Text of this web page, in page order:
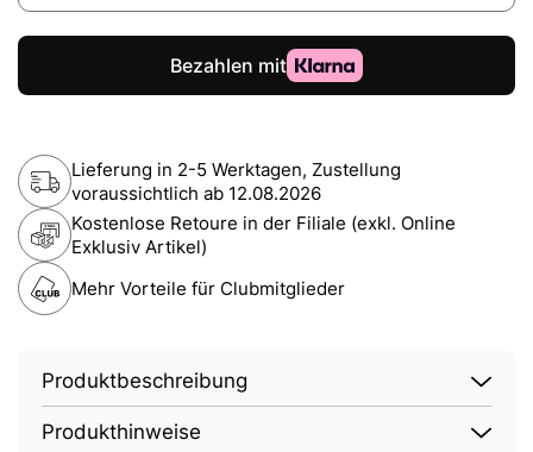
Lieferung in 2-5 Werktagen, Zustellung
voraussichtlich ab 12.08.2026
Kostenlose Retoure in der Filiale (exkl. Online
Exklusiv Artikel)
Mehr Vorteile für Clubmitglieder
Produktbeschreibung
Produkthinweise